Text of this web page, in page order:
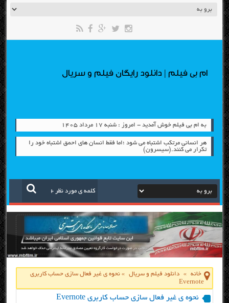
ام بی فیلم | دانلود رایگان فیلم و سریال
به ام بی فیلم خوش آمدید - امروز : شنبه ۱۷ مرداد ۱۴۰۵
هر انسانی مرتکب اشتباه می شود ؛اما فقط انسان های احمق اشتباه خود را
تکرار می کنند.(سیسرون)
خانه » دانلود فیلم و سریال »نحوه ی غیر فعال سازی حساب کاربری
Evernote
نحوه ی غیر فعال سازی حساب کاربری Evernote